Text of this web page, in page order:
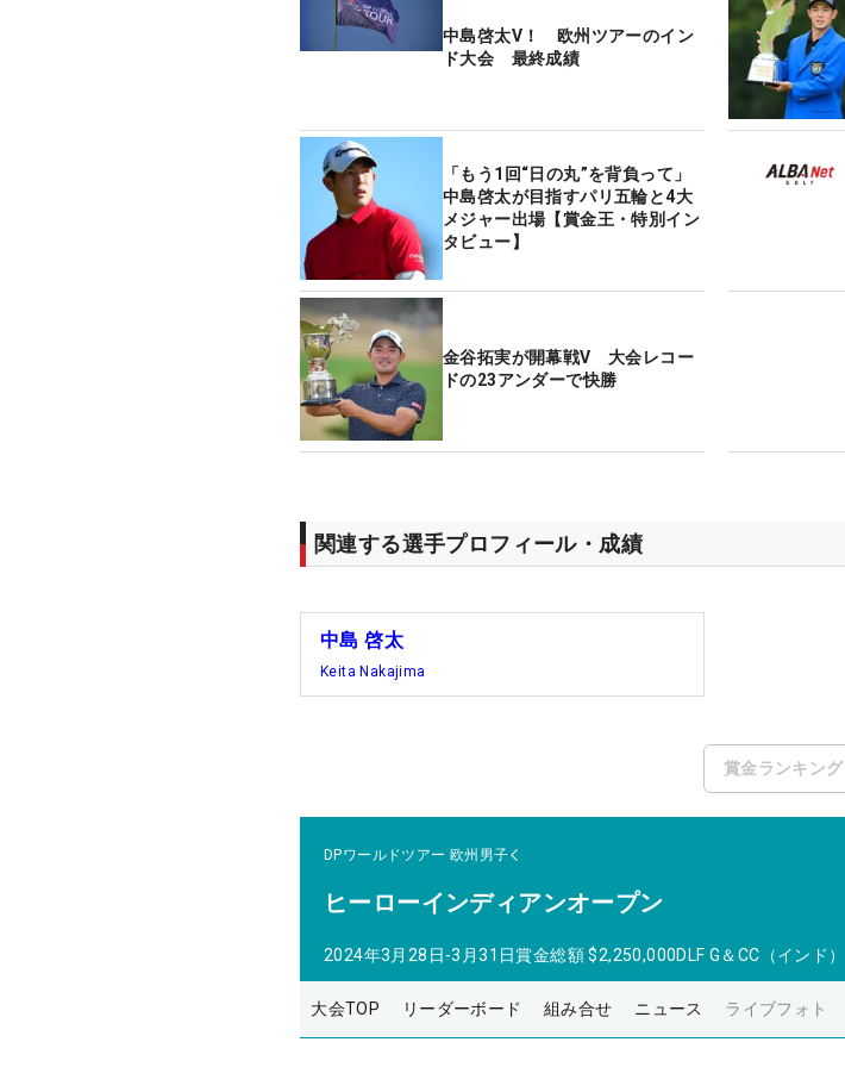
中島啓太V！ 欧州ツアーのイン
ド大会 最終成績
「もう1回“日の丸”を背負って」
中島啓太が目指すパリ五輪と4大
メジャー出場【賞金王・特別イン
タビュー】
金谷拓実が開幕戦V 大会レコー
ドの23アンダーで快勝
関連する選手プロフィール・成績
中島 啓太
Keita Nakajima
賞金ランキング
DPワールドツアー 欧州男子
ヒーローインディアンオープン
2024年3月28日-3月31日賞金総額 $2,250,000DLF G＆CC（インド）
大会TOP リーダーボード 組み合せ ニュース ライブフォト